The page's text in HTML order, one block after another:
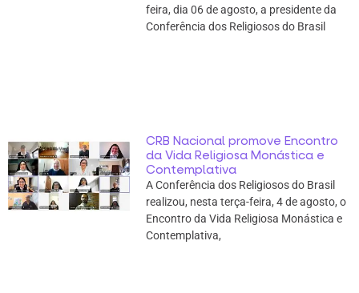
feira, dia 06 de agosto, a presidente da
Conferência dos Religiosos do Brasil
CRB Nacional promove Encontro
da Vida Religiosa Monástica e
Contemplativa
A Conferência dos Religiosos do Brasil
realizou, nesta terça-feira, 4 de agosto, o
Encontro da Vida Religiosa Monástica e
Contemplativa,